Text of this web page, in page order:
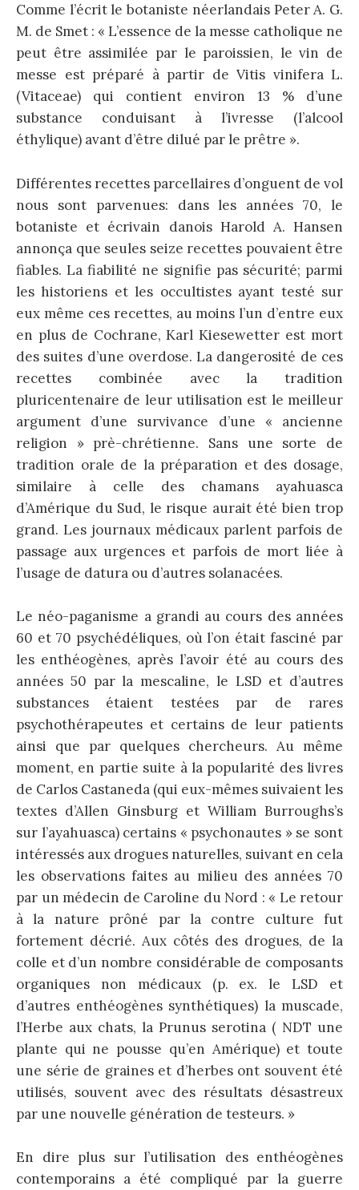
Comme l’écrit le botaniste néerlandais Peter A. G.
M. de Smet : « L’essence de la messe catholique ne
peut être assimilée par le paroissien, le vin de
messe est préparé à partir de Vitis vinifera L.
(Vitaceae) qui contient environ 13 % d’une
substance conduisant à l’ivresse (l’alcool
éthylique) avant d’être dilué par le prêtre ».
Différentes recettes parcellaires d’onguent de vol
nous sont parvenues: dans les années 70, le
botaniste et écrivain danois Harold A. Hansen
annonça que seules seize recettes pouvaient être
fiables. La fiabilité ne signifie pas sécurité; parmi
les historiens et les occultistes ayant testé sur
eux même ces recettes, au moins l’un d’entre eux
en plus de Cochrane, Karl Kiesewetter est mort
des suites d’une overdose. La dangerosité de ces
recettes combinée avec la tradition
pluricentenaire de leur utilisation est le meilleur
argument d’une survivance d’une « ancienne
religion » prè-chrétienne. Sans une sorte de
tradition orale de la préparation et des dosage,
similaire à celle des chamans ayahuasca
d’Amérique du Sud, le risque aurait été bien trop
grand. Les journaux médicaux parlent parfois de
passage aux urgences et parfois de mort liée à
l’usage de datura ou d’autres solanacées.
Le néo-paganisme a grandi au cours des années
60 et 70 psychédéliques, où l’on était fasciné par
les enthéogènes, après l’avoir été au cours des
années 50 par la mescaline, le LSD et d’autres
substances étaient testées par de rares
psychothérapeutes et certains de leur patients
ainsi que par quelques chercheurs. Au même
moment, en partie suite à la popularité des livres
de Carlos Castaneda (qui eux-mêmes suivaient les
textes d’Allen Ginsburg et William Burroughs’s
sur l’ayahuasca) certains « psychonautes » se sont
intéressés aux drogues naturelles, suivant en cela
les observations faites au milieu des années 70
par un médecin de Caroline du Nord : « Le retour
à la nature prôné par la contre culture fut
fortement décrié. Aux côtés des drogues, de la
colle et d’un nombre considérable de composants
organiques non médicaux (p. ex. le LSD et
d’autres enthéogènes synthétiques) la muscade,
l’Herbe aux chats, la Prunus serotina ( NDT une
plante qui ne pousse qu’en Amérique) et toute
une série de graines et d’herbes ont souvent été
utilisés, souvent avec des résultats désastreux
par une nouvelle génération de testeurs. »
En dire plus sur l’utilisation des enthéogènes
contemporains a été compliqué par la guerre